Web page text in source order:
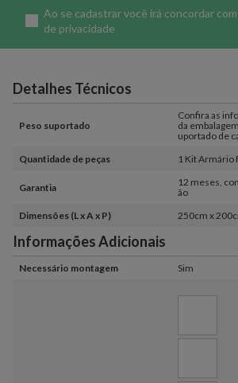
Ao se cadastrar você irá concordar
de privacidade
Detalhes Técnicos
Peso suportado
Confira as
da
uportado de
Quantidade de peças
1 Kit Armário
Garantia
12 meses,
ão
Dimensões (L x A x P)
250cm x
Informações Adicionais
Necessário montagem Sim